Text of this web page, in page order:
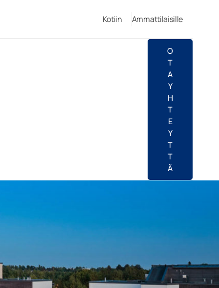
Kotiin Ammattilaisille
O
T
A
Y
H
T
E
Y
T
T
Ä